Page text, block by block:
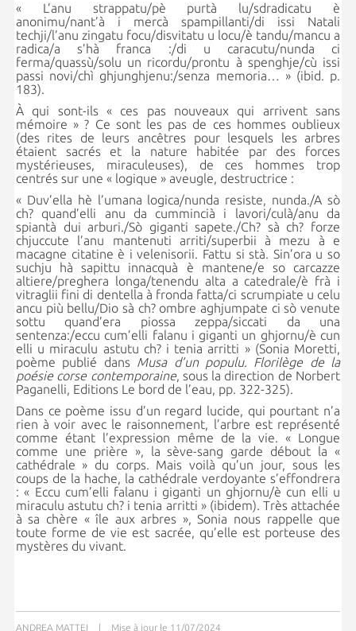
« L’anu strappatu/pè purtà lu/sdradicatu è
anonimu/nant’à i mercà spampillanti/di issi Natali
techji/l’anu zingatu focu/disvitatu u locu/è tandu/mancu a
radica/a s’hà franca :/di u caracutu/nunda ci
ferma/quassù/solu un ricordu/prontu à spenghje/cù issi
passi novi/chì ghjunghjenu:/senza memoria… » (ibid. p.
183).
À qui sont-ils « ces pas nouveaux qui arrivent sans
mémoire » ? Ce sont les pas de ces hommes oublieux
(des rites de leurs ancêtres pour lesquels les arbres
étaient sacrés et la nature habitée par des forces
mystérieuses, miraculeuses), de ces hommes trop
centrés sur une « logique » aveugle, destructrice :
« Duv’ella hè l’umana logica/nunda resiste, nunda./A sò
ch? quand’elli anu da cummincià i lavori/culà/anu da
spiantà dui arburi./Sò giganti sapete./Ch? sà ch? forze
chjuccute l’anu mantenuti arriti/superbii à mezu à e
macagne citatine è i velenisorii. Fattu si stà. Sin’ora u so
suchju hà sapittu innacquà è mantene/e so carcazze
altiere/preghera longa/tenendu alta a catedrale/è frà i
vitraglii fini di dentella à fronda fatta/ci scrumpiate u celu
ancu più bellu/Dio sà ch? ombre aghjumpate ci sò venute
sottu quand’era piossa zeppa/siccati da una
sentenza:/eccu cum’elli falanu i giganti un ghjornu/è cun
elli u miraculu astutu ch? i tenia arritti » (Sonia Moretti,
poème publié dans Musa d’un populu. Florilège de la
poésie corse contemporaine, sous la direction de Norbert
Paganelli, Editions Le bord de l’eau, pp. 322-325).
Dans ce poème issu d’un regard lucide, qui pourtant n’a
rien à voir avec le raisonnement, l’arbre est représenté
comme étant l’expression même de la vie. « Longue
comme une prière », la sève-sang garde débout la «
cathédrale » du corps. Mais voilà qu’un jour, sous les
coups de la hache, la cathédrale verdoyante s’effondrera
: « Eccu cum’elli falanu i giganti un ghjornu/è cun elli u
miraculu astutu ch? i tenia arritti » (ibidem). Très attachée
à sa chère « île aux arbres », Sonia nous rappelle que
toute forme de vie est sacrée, qu’elle est porteuse des
mystères du vivant.
ANDREA MATTEI Mise à jour le 11/07/2024